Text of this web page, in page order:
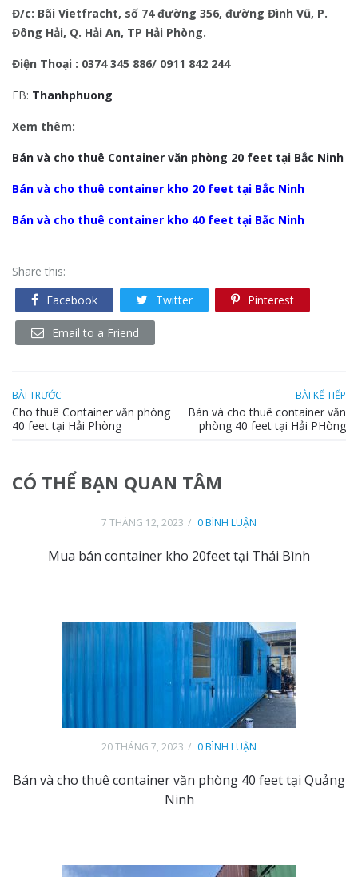
Đ/c: Bãi Vietfracht, số 74 đường 356, đường Đình Vũ, P.
Đông Hải, Q. Hải An, TP Hải Phòng.
Điện Thoại : 0374 345 886/ 0911 842 244
FB: Thanhphuong
Xem thêm:
Bán và cho thuê Container văn phòng 20 feet tại Bắc Ninh
Bán và cho thuê container kho 20 feet tại Bắc Ninh
Bán và cho thuê container kho 40 feet tại Bắc Ninh
Share this:
Facebook
Twitter Pinterest
Email to a Friend
BÀI TRƯỚC
Cho thuê Container văn phòng
40 feet tại Hải Phòng
BÀI KẾ TIẾP
Bán và cho thuê container văn
phòng 40 feet tại Hải PHòng
CÓ THỂ BẠN QUAN TÂM
7 THÁNG 12, 2023 0 BÌNH LUẬN
Mua bán container kho 20feet tại Thái Bình
20 THÁNG 7, 2023 0 BÌNH LUẬN
Bán và cho thuê container văn phòng 40 feet tại Quảng
Ninh